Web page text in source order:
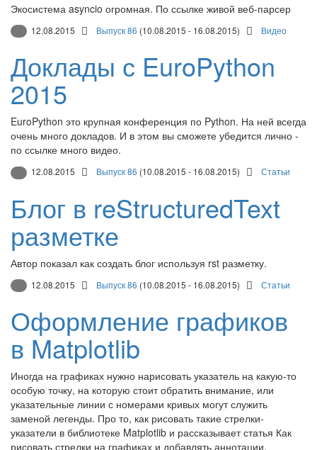
Экосистема asyncio огромная. По ссылке живой веб-парсер
12.08.2015 Выпуск 86 (10.08.2015 - 16.08.2015) Видео
Доклады с EuroPython
2015
EuroPython это крупная конференция по Python. На ней всегда
очень много докладов. И в этом вы сможете убедится лично -
по ссылке много видео.
12.08.2015 Выпуск 86 (10.08.2015 - 16.08.2015) Статьи
Блог в reStructuredText
разметке
Автор показал как создать блог используя rst разметку.
12.08.2015 Выпуск 86 (10.08.2015 - 16.08.2015) Статьи
Оформление графиков
в Matplotlib
Иногда на графиках нужно нарисовать указатель на какую-то
особую точку, на которую стоит обратить внимание, или
указательные линии с номерами кривых могут служить
заменой легенды. Про то, как рисовать такие стрелки-
указатели в библиотеке Matplotlib и рассказывает статья Как
рисовать стрелки на графиках и добавлять аннотации,